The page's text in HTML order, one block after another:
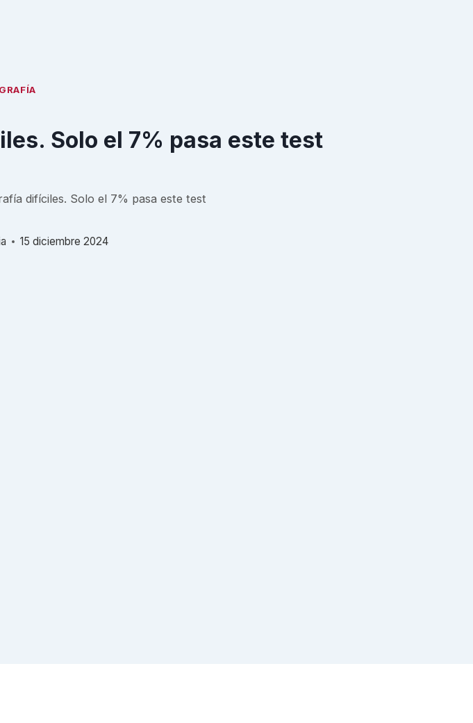
Solo el 7% pasa este test
difíciles. Solo el 7% pasa este test
15 diciembre 2024